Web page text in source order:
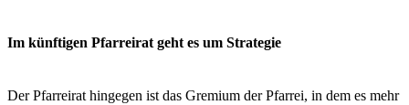
Im künftigen Pfarreirat geht es um Strategie
Der Pfarreirat hingegen ist das Gremium der Pfarrei, in dem es mehr